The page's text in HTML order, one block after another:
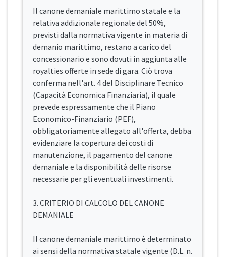
Il canone demaniale marittimo statale e la
relativa addizionale regionale del 50%,
previsti dalla normativa vigente in materia di
demanio marittimo, restano a carico del
concessionario e sono dovuti in aggiunta alle
royalties offerte in sede di gara. Ciò trova
conferma nell'art. 4 del Disciplinare Tecnico
(Capacità Economica Finanziaria), il quale
prevede espressamente che il Piano
Economico-Finanziario (PEF),
obbligatoriamente allegato all'offerta, debba
evidenziare la copertura dei costi di
manutenzione, il pagamento del canone
demaniale e la disponibilità delle risorse
necessarie per gli eventuali investimenti.
3. CRITERIO DI CALCOLO DEL CANONE
DEMANIALE
Il canone demaniale marittimo è determinato
ai sensi della normativa statale vigente (D.L. n.